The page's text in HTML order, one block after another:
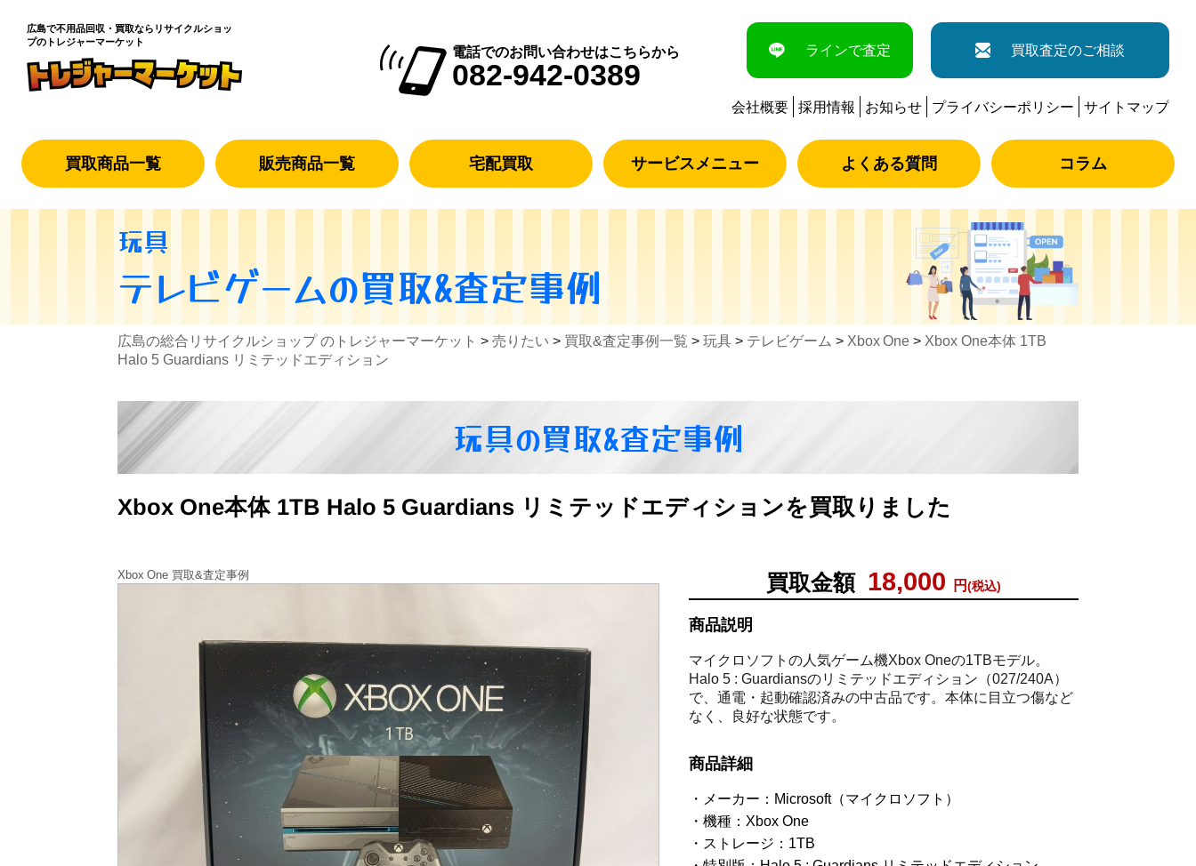
広島で不用品回収・買取なら リサイクルショッ
プのトレジャーマーケット
電話でのお問い合わせはこちらから
082-942-0389
ラインで査定 買取査定のご相談
会社概要 採用情報 お知らせ プライバシーポリシー サイトマップ
買取商品一覧 販売商品一覧 宅配買取 サービスメニュー よくある質問 コラム
玩具
テレビゲームの買取&査定事例
広島の総合リサイクルショップ のトレジャーマーケット > 売りたい > 買取&査定事例一覧 > 玩具 > テレビゲーム > Xbox One > Xbox One本体 1TB
Halo 5 Guardians リミテッドエディション
玩具の買取&査定事例
Xbox One本体 1TB Halo 5 Guardians リミテッドエディションを買取りました
買取金額 18,000 円(税込)
商品説明
マイクロソフトの人気ゲーム機Xbox Oneの1TBモデル。
Halo 5 : Guardiansのリミテッドエディション（027/240A）
で、通電・起動確認済みの中古品です。本体に目立つ傷など
なく、良好な状態です。
商品詳細
メーカー：Microsoft（マイクロソフト）
機種：Xbox One
ストレージ：1TB
Xbox One 買取&査定事例